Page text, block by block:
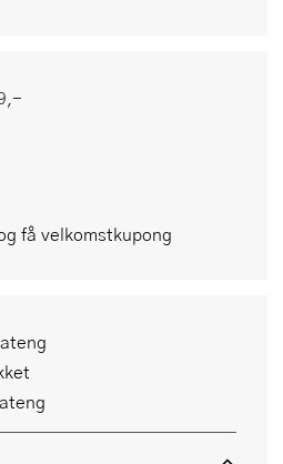
få velkomstkupong